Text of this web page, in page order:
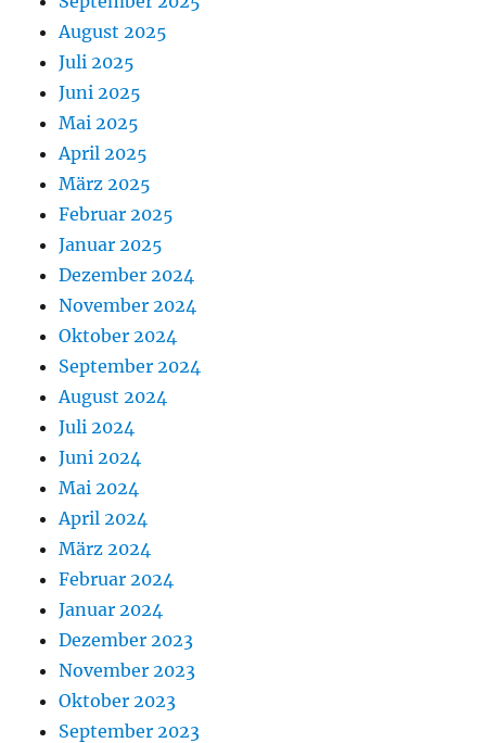
August 2025
Juli 2025
Juni 2025
Mai 2025
April 2025
März 2025
Februar 2025
Januar 2025
Dezember 2024
November 2024
Oktober 2024
September 2024
August 2024
Juli 2024
Juni 2024
Mai 2024
April 2024
März 2024
Februar 2024
Januar 2024
Dezember 2023
November 2023
Oktober 2023
September 2023